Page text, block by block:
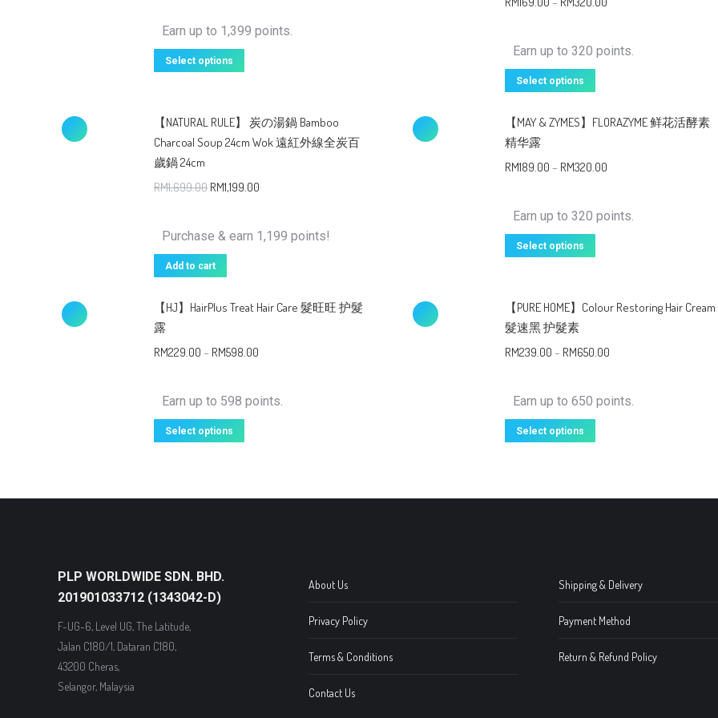
Earn up to 1,399 points.
Select options
Earn up to 320 points.
Select options
【NATURAL RULE】 炭の湯鍋 Bamboo
Charcoal Soup 24cm Wok 遠紅外線全炭百
歲鍋 24cm
RM1,699.00 RM1,199.00
Purchase & earn 1,199 points!
Add to cart
【MAY & ZYMES】FLORAZYME 鲜花活酵素
精华露
RM189.00 – RM320.00
Earn up to 320 points.
Select options
【HJ】HairPlus Treat Hair Care 髮旺旺 护髮
露
RM229.00 – RM598.00
Earn up to 598 points.
Select options
【PURE HOME】Colour Restoring Hair Cream
髮速黑 护髮素
RM239.00 – RM650.00
Earn up to 650 points.
Select options
PLP WORLDWIDE SDN. BHD.
201901033712 (1343042-D)
F-UG-6, Level UG, The Latitude,
Jalan C180/1, Dataran C180,
43200 Cheras,
Selangor, Malaysia
About Us
Privacy Policy
Terms & Conditions
Contact Us
Shipping & Delivery
Payment Method
Return & Refund Policy